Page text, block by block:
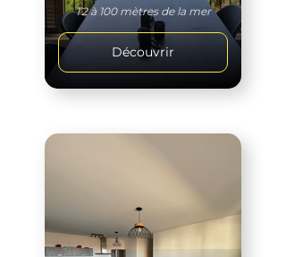
T2 à 100 mètres de la mer
Découvrir